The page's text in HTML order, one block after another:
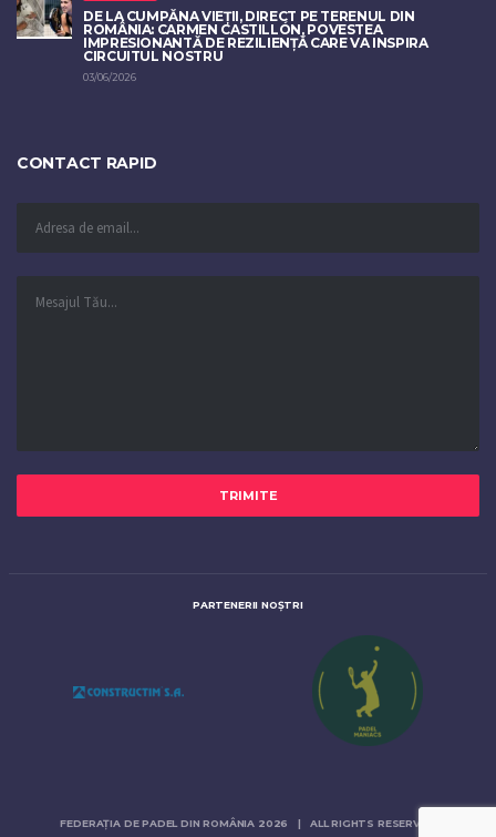
DE LA CUMPĂNA VIEȚII, DIRECT PE TERENUL DIN
ROMÂNIA: CARMEN CASTILLÓN, POVESTEA
IMPRESIONANTĂ DE REZILIENȚĂ CARE VA INSPIRA
CIRCUITUL NOSTRU
03/06/2026
CONTACT RAPID
PARTENERII NOȘTRI
FEDERAȚIA DE PADEL DIN ROMÂNIA 2026 | ALL RIGHTS RESERVED